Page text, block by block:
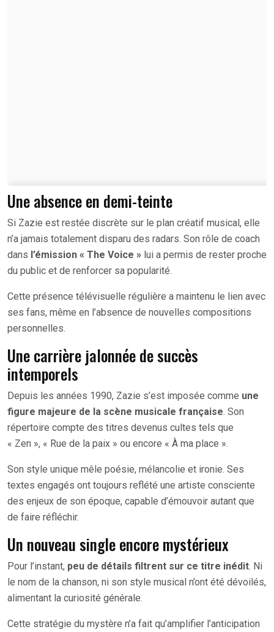
Une absence en demi-teinte
Si Zazie est restée discrète sur le plan créatif musical, elle
n’a jamais totalement disparu des radars. Son rôle de coach
dans l’émission « The Voice » lui a permis de rester proche
du public et de renforcer sa popularité.
Cette présence télévisuelle régulière a maintenu le lien avec
ses fans, même en l’absence de nouvelles compositions
personnelles.
Une carrière jalonnée de succès
intemporels
Depuis les années 1990, Zazie s’est imposée comme une
figure majeure de la scène musicale française. Son
répertoire compte des titres devenus cultes tels que
« Zen », « Rue de la paix » ou encore « À ma place ».
Son style unique mêle poésie, mélancolie et ironie. Ses
textes engagés ont toujours reflété une artiste consciente
des enjeux de son époque, capable d’émouvoir autant que
de faire réfléchir.
Un nouveau single encore mystérieux
Pour l’instant, peu de détails filtrent sur ce titre inédit. Ni
le nom de la chanson, ni son style musical n’ont été dévoilés,
alimentant la curiosité générale.
Cette stratégie du mystère n’a fait qu’amplifier l’anticipation